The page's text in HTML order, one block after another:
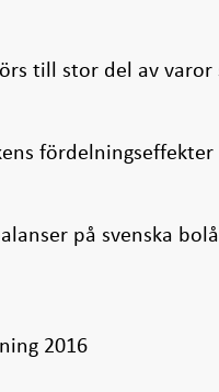
till stor del av
fördelningseffekter
på svenska
2016